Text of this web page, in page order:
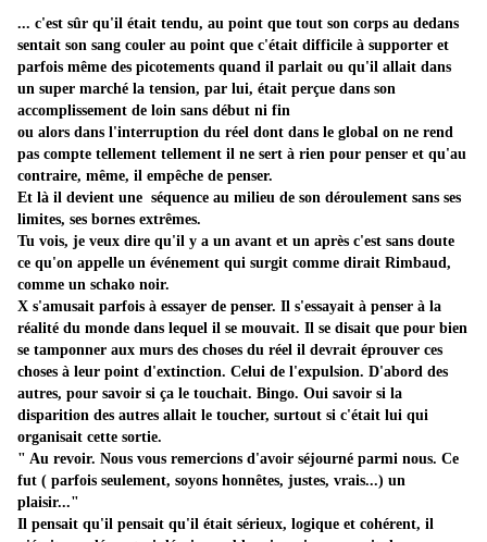
... c'est sûr qu'il était tendu, au point que tout son corps au dedans
sentait son sang couler au point que c'était difficile à supporter et
parfois même des picotements quand il parlait ou qu'il allait dans
un super marché la tension, par lui, était perçue dans son
accomplissement de loin sans début ni fin
ou alors dans l'interruption du réel dont dans le global on ne rend
pas compte tellement tellement il ne sert à rien pour penser et qu'au
contraire, même, il empêche de penser.
Et là il devient une séquence au milieu de son déroulement sans ses
limites, ses bornes extrêmes.
Tu vois, je veux dire qu'il y a un avant et un après c'est sans doute
ce qu'on appelle un événement qui surgit comme dirait Rimbaud,
comme un schako noir.
X s'amusait parfois à essayer de penser. Il s'essayait à penser à la
réalité du monde dans lequel il se mouvait. Il se disait que pour bien
se tamponner aux murs des choses du réel il devrait éprouver ces
choses à leur point d'extinction. Celui de l'expulsion. D'abord des
autres, pour savoir si ça le touchait. Bingo. Oui savoir si la
disparition des autres allait le toucher, surtout si c'était lui qui
organisait cette sortie.
" Au revoir. Nous vous remercions d'avoir séjourné parmi nous. Ce
fut ( parfois seulement, soyons honnêtes, justes, vrais...) un
plaisir..."
Il pensait qu'il pensait qu'il était sérieux, logique et cohérent, il